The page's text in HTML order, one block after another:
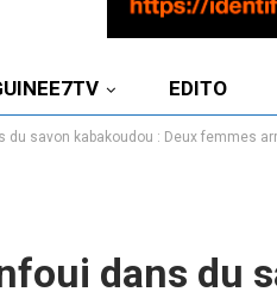
EDITO
du savon kabakoudou : Deux femmes
dans du